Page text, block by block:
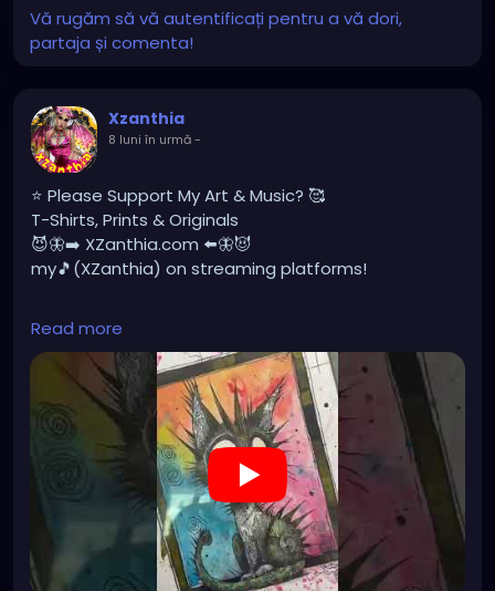
MuteSettings
Vă rugăm să vă autentificați pentru a vă dori,
partaja și comenta!
Xzanthia
8 luni în urmă-
⭐️ Please Support My Art & Music? 🥰
T-Shirts, Prints & Originals
😈🦋➡️ XZanthia.com ⬅️🦋😈
my🎵(XZanthia) on streaming platforms!
⚠️💛 MUSIC VIDEOS💛⚠️⬇️
➡️ YOUTUBE.com/XZanthiaMUSIC
😈👽😈👽😈👽😈👽😈
#creepycosplay#clowncore#emo #gothchick
#pastelgoth
https://youtube.com/shorts/UvaNE9e_uJk?
feature=share
Read more